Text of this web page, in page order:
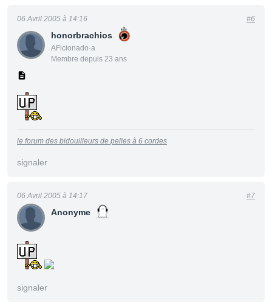
honorbrachios
AFicionado·a
Membre depuis 23 ans
06 Avril 2005 à 14:16 #6
le forum des bidouilleurs de pelles à 6 cordes
signaler
Anonyme
06 Avril 2005 à 14:17 #7
signaler